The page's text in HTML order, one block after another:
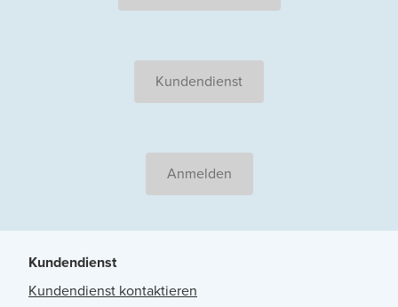
Kundendienst
Anmelden
Kundendienst
Kundendienst kontaktieren